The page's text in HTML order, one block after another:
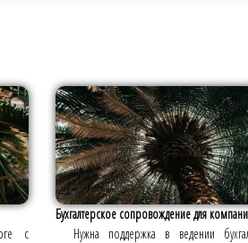
с
Бухгалтерское сопровождение для
Нужна поддержка в ведении